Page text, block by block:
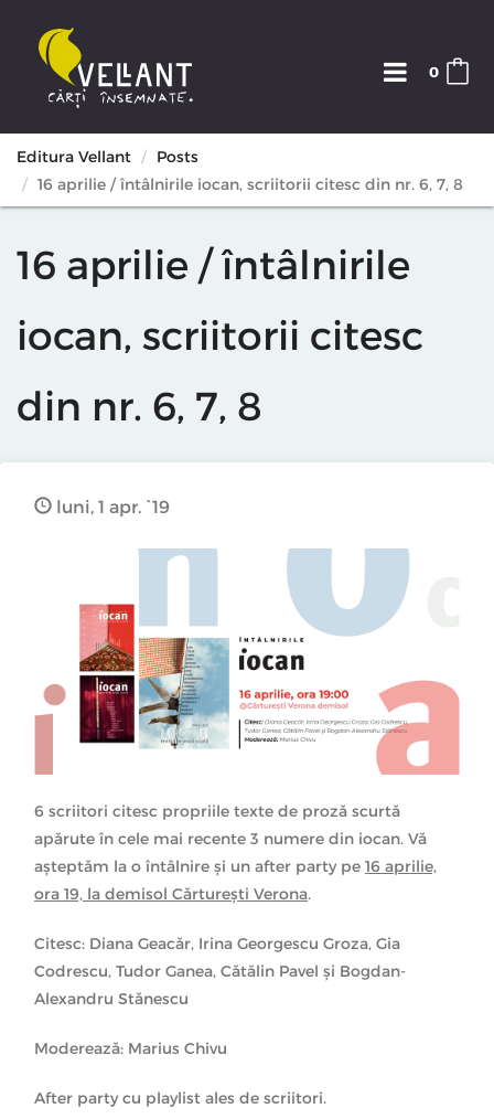
0
Editura Vellant
Posts
16 aprilie / întâlnirile iocan, scriitorii citesc din nr. 6, 7, 8
16 aprilie / întâlnirile
iocan, scriitorii citesc
din nr. 6, 7, 8
luni, 1 apr. `19
6 scriitori citesc propriile texte de proză scurtă
apărute în cele mai recente 3 numere din iocan. Vă
așteptăm la o întâlnire și un after party pe 16 aprilie,
ora 19, la demisol Cărturești Verona.
Citesc: Diana Geacăr, Irina Georgescu Groza, Gia
Codrescu, Tudor Ganea, Cătălin Pavel şi Bogdan-
Alexandru Stănescu
Moderează: Marius Chivu
After party cu playlist ales de scriitori.